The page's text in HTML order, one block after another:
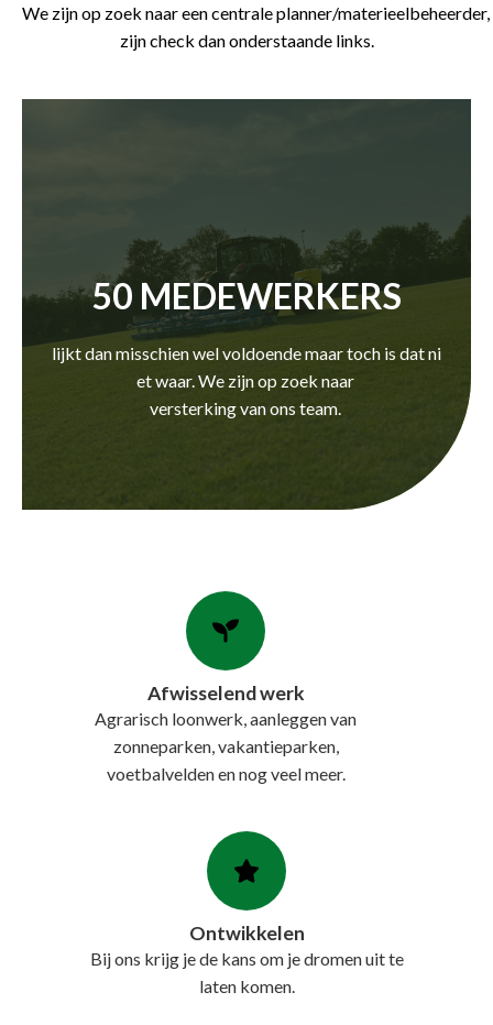
We zijn op zoek naar een centrale planner/
zijn check dan onderstaande links.
50 MEDEWERKERS
lijkt dan misschien wel voldoende maar toch is dat ni
et waar. We zijn op zoek naar
versterking van ons team.
Afwisselend werk​
Agrarisch loonwerk, aanleggen van
zonneparken, vakantieparken,
voetbalvelden en nog veel meer.
Ontwikkelen
Bij ons krijg je de kans om je dromen uit te
laten komen.